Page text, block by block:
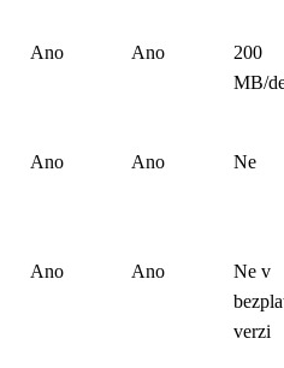
Ano Ano
200
MB/
Ano Ano Ne
Ano Ano
Ne v
verzi